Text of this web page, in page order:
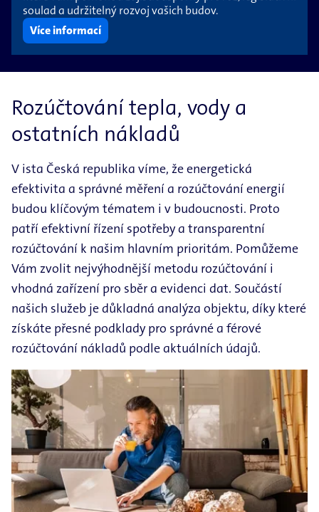
soulad a udržitelný rozvoj vašich budov.
Více informací
Rozúčtování tepla, vody a
ostatních nákladů
V ista Česká republika víme, že energetická
efektivita a správné měření a rozúčtování energií
budou klíčovým tématem i v budoucnosti. Proto
patří efektivní řízení spotřeby a transparentní
rozúčtování k našim hlavním prioritám. Pomůžeme
Vám zvolit nejvýhodnější metodu rozúčtování i
vhodná zařízení pro sběr a evidenci dat. Součástí
našich služeb je důkladná analýza objektu, díky které
získáte přesné podklady pro správné a férové
rozúčtování nákladů podle aktuálních údajů.